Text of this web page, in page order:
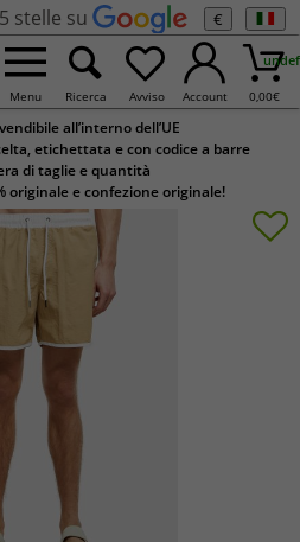
5 stelle su €
Menu Ricerca Avviso Account 0,00€
all’interno dell’UE
etichettata e con codice a barre
di taglie e quantità
originale e confezione originale!